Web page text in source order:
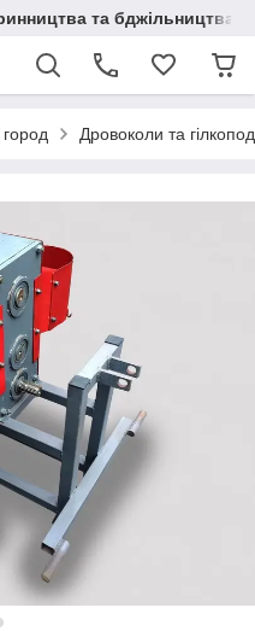
та бджільництва
Дровоколи та